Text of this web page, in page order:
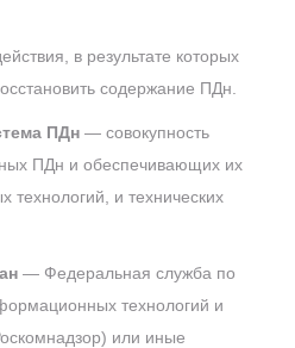
в результате которых
содержание ПДн.
ПДн — совокупность
ПДн и обеспечивающих их
и технических
— Федеральная служба по
технологий и
или иные